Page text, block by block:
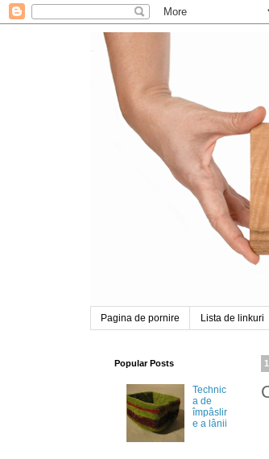
Pagina de pornire Lista de linkuri
Popular Posts
Technic
a de
împâslir
e a lânii